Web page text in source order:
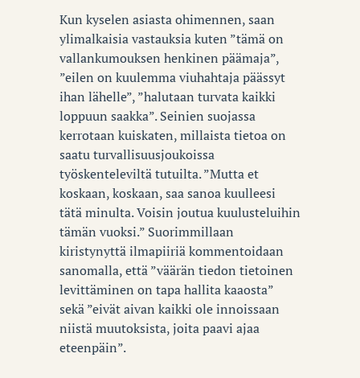
Kun kyselen asiasta ohimennen, saan
ylimalkaisia vastauksia kuten ”tämä on
vallankumouksen henkinen päämaja”,
”eilen on kuulemma viuhahtaja päässyt
ihan lähelle”, ”halutaan turvata kaikki
loppuun saakka”. Seinien suojassa
kerrotaan kuiskaten, millaista tietoa on
saatu turvallisuusjoukoissa
työskenteleviltä tutuilta. ”Mutta et
koskaan, koskaan, saa sanoa kuulleesi
tätä minulta. Voisin joutua kuulusteluihin
tämän vuoksi.” Suorimmillaan
kiristynyttä ilmapiiriä kommentoidaan
sanomalla, että ”väärän tiedon tietoinen
levittäminen on tapa hallita kaaosta”
sekä ”eivät aivan kaikki ole innoissaan
niistä muutoksista, joita paavi ajaa
eteenpäin”.